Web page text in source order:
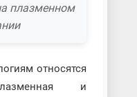
плазменном
относятся
и